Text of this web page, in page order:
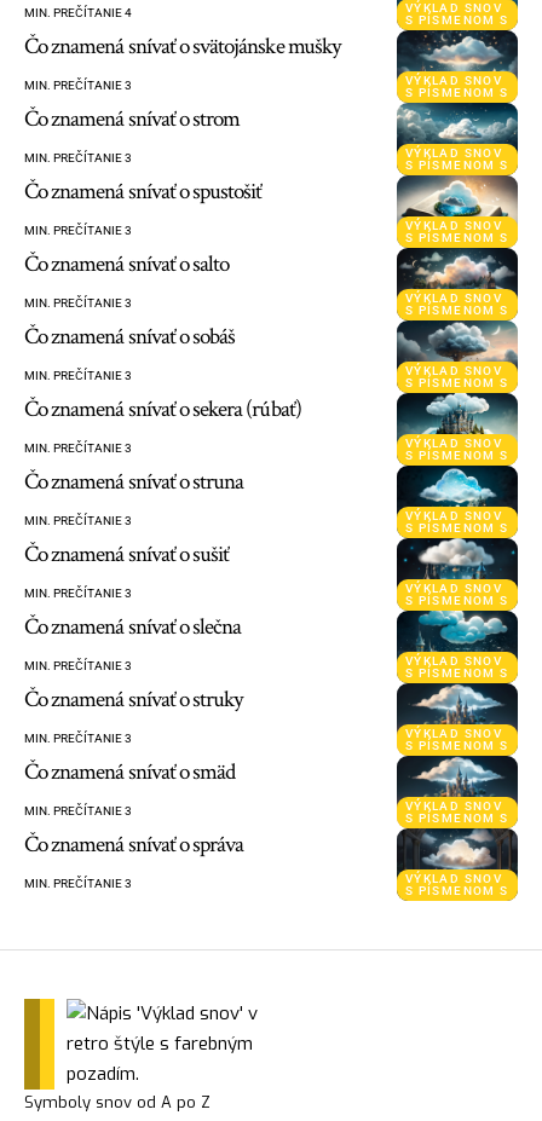
VÝKLAD SNOV
S PÍSMENOM S
MIN. PREČÍTANIE 4
VÝKLAD SNOV
S PÍSMENOM S
Čo znamená snívať o svätojánske mušky
MIN. PREČÍTANIE 3
VÝKLAD SNOV
S PÍSMENOM S
Čo znamená snívať o strom
MIN. PREČÍTANIE 3
VÝKLAD SNOV
S PÍSMENOM S
Čo znamená snívať o spustošiť
MIN. PREČÍTANIE 3
VÝKLAD SNOV
S PÍSMENOM S
Čo znamená snívať o salto
MIN. PREČÍTANIE 3
VÝKLAD SNOV
S PÍSMENOM S
Čo znamená snívať o sobáš
MIN. PREČÍTANIE 3
VÝKLAD SNOV
S PÍSMENOM S
Čo znamená snívať o sekera (rúbať)
MIN. PREČÍTANIE 3
VÝKLAD SNOV
S PÍSMENOM S
Čo znamená snívať o struna
MIN. PREČÍTANIE 3
VÝKLAD SNOV
S PÍSMENOM S
Čo znamená snívať o sušiť
MIN. PREČÍTANIE 3
VÝKLAD SNOV
S PÍSMENOM S
Čo znamená snívať o slečna
MIN. PREČÍTANIE 3
VÝKLAD SNOV
S PÍSMENOM S
Čo znamená snívať o struky
MIN. PREČÍTANIE 3
VÝKLAD SNOV
S PÍSMENOM S
Čo znamená snívať o smäd
MIN. PREČÍTANIE 3
VÝKLAD SNOV
S PÍSMENOM S
Čo znamená snívať o správa
MIN. PREČÍTANIE 3
Symboly snov od A po Z